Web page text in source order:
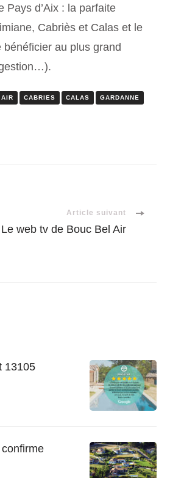
Pays d’Aix : la parfaite
Cabriès et Calas et le
au plus grand
CABRIES CALAS GARDANNE
Article suivant
Le web tv de Bouc Bel Air
13105